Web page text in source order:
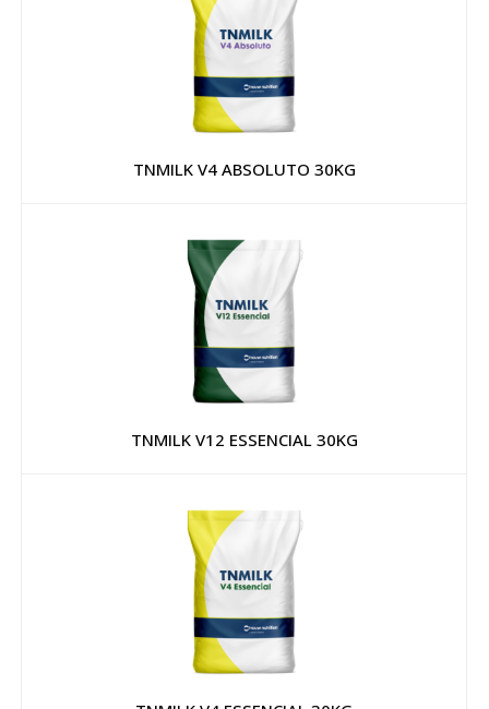
TNMILK V4 ABSOLUTO 30KG
TNMILK V12 ESSENCIAL 30KG